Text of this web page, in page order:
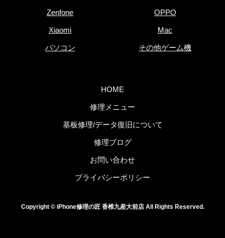
Zenfone OPPO
Xiaomi Mac
パソコン その他ゲーム機
HOME
修理メニュー
基板修理/データ復旧について
修理ブログ
お問い合わせ
プライバシーポリシー
Copyright © iPhone修理の匠 香椎九産大前店 All Rights Reserved.